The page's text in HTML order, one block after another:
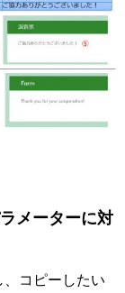
メーターに対
、コピーしたい